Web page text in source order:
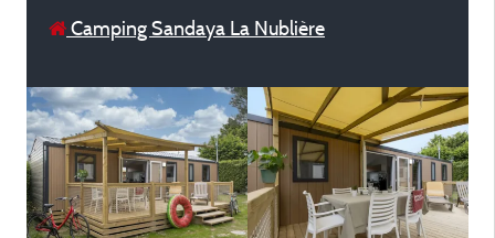
Camping Sandaya La Nublière